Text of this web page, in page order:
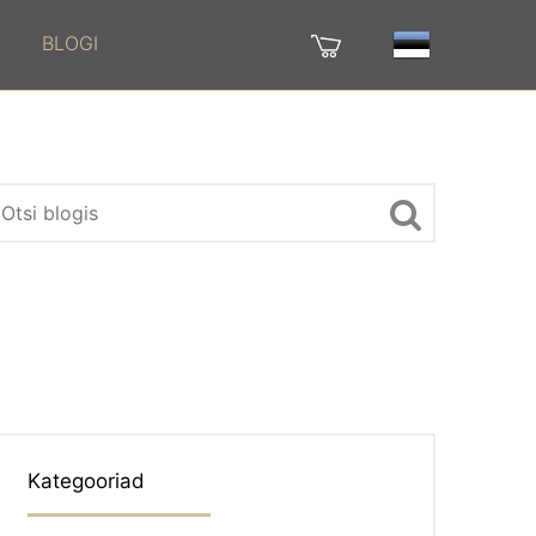
BLOGI
Kategooriad